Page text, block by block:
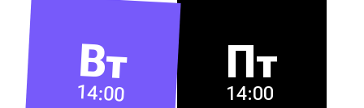
Вт
14:00
Пт
14:00